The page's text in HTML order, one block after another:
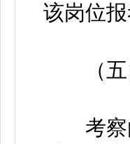
该岗位
（五
考察由